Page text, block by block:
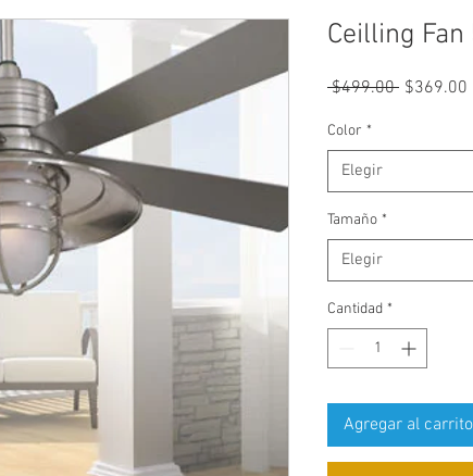
Ceilling Fan
$499.00 Precio
$369.00
Color *
Elegir
Tamaño *
Elegir
Cantidad *
Agregar al carrito